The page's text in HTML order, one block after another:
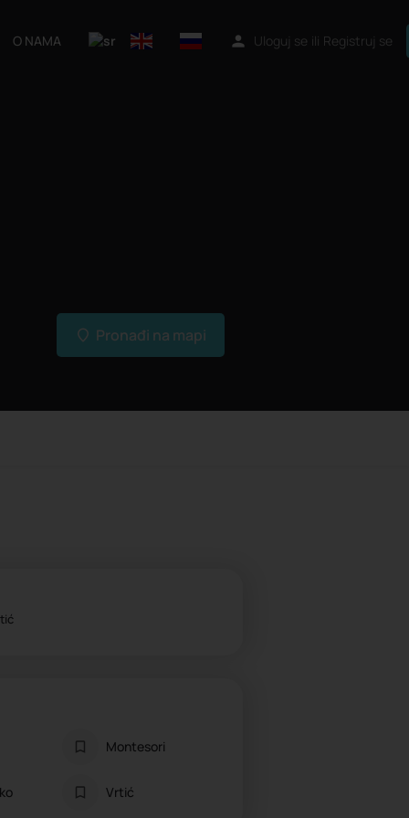
O NAMA Uloguj se ili Registruj se
Pronađi na mapi
Montesori
Vrtić